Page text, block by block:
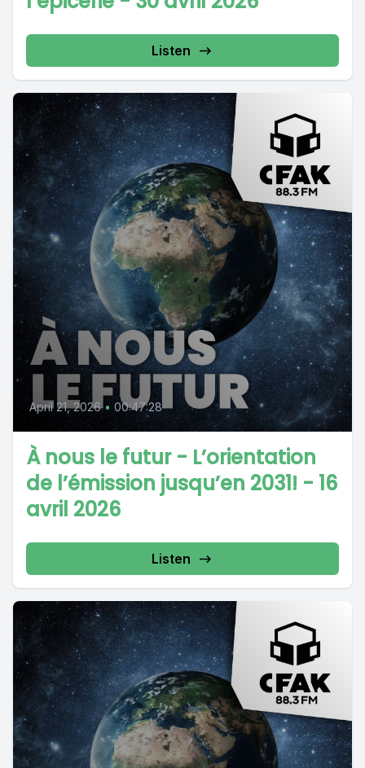
Listen
April 21, 2026 • 00:47:28
À nous le futur - L’orientation
de l’émission jusqu’en 2031! - 16
avril 2026
Listen